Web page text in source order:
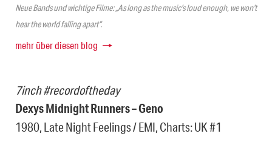
Neue Bands und wichtige Filme: „As long as the music’s loud enough, we won’t
hear the world falling apart“.
mehr über diesen blog
7inch #recordoftheday
Dexys Midnight Runners – Geno
1980, Late Night Feelings / EMI, Charts: UK #1